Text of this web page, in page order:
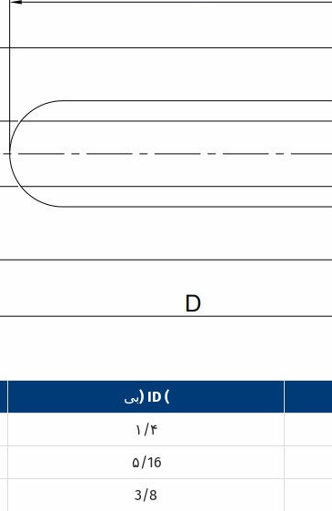
بی) ID (
۱/۴
۵/16
3/8